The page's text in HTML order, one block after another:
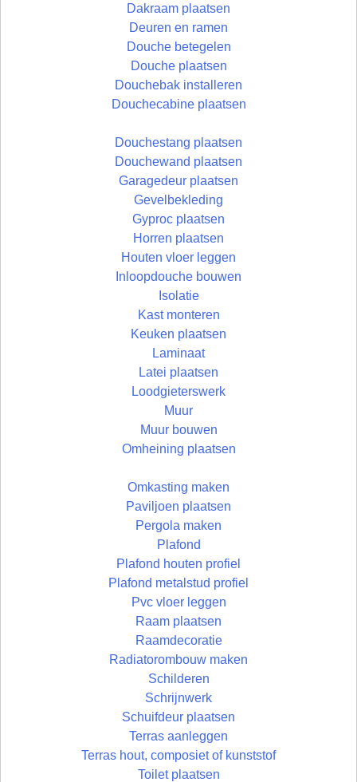
Dakraam plaatsen
Deuren en ramen
Douche betegelen
Douche plaatsen
Douchebak installeren
Douchecabine plaatsen
Douchestang plaatsen
Douchewand plaatsen
Garagedeur plaatsen
Gevelbekleding
Gyproc plaatsen
Horren plaatsen
Houten vloer leggen
Inloopdouche bouwen
Isolatie
Kast monteren
Keuken plaatsen
Laminaat
Latei plaatsen
Loodgieterswerk
Muur
Muur bouwen
Omheining plaatsen
Omkasting maken
Paviljoen plaatsen
Pergola maken
Plafond
Plafond houten profiel
Plafond metalstud profiel
Pvc vloer leggen
Raam plaatsen
Raamdecoratie
Radiatorombouw maken
Schilderen
Schrijnwerk
Schuifdeur plaatsen
Terras aanleggen
Terras hout, composiet of kunststof
Toilet plaatsen